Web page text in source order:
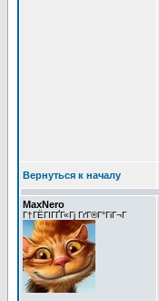
Вернуться к началу
MaxNero
Г†ГЁГІГҐГ«Гј ГґГ®Г°ГіГ¬Г